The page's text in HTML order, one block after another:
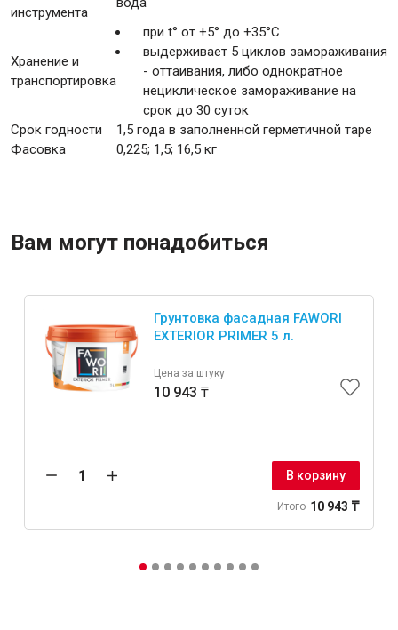
инструмента
Хранение и
транспортировка
при t° от +5° до +35°С
выдерживает 5 циклов замораживания
- оттаивания, либо однократное
нециклическое замораживание на
срок до 30 суток
Срок годности
1,5 года в заполненной герметичной таре
Фасовка
0,225; 1,5; 16,5 кг
Вам могут понадобиться
Грунтовка фасадная FAWORI
EXTERIOR PRIMER 5 л.
Цена за штуку
10 943 ₸
В корзину
Итого 10 943 ₸